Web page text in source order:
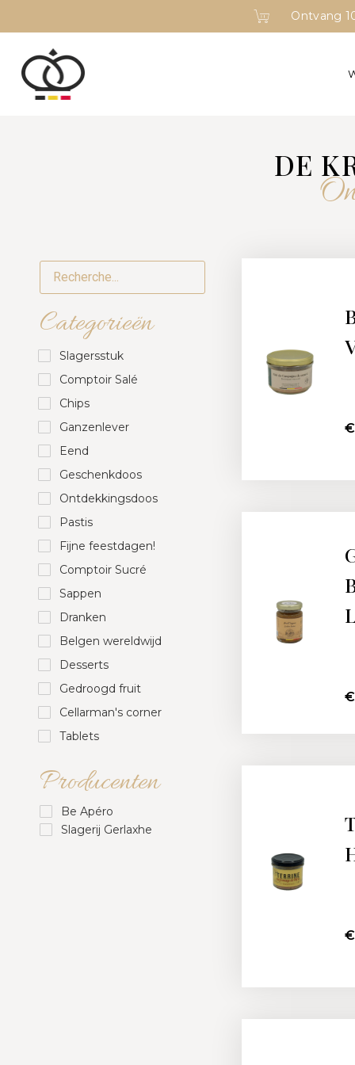
Ontvang
DE
Categorieën
Slagersstuk
Comptoir Salé
Chips
Ganzenlever
Eend
Geschenkdoos
Ontdekkingsdoos
Pastis
Fijne feestdagen!
Comptoir Sucré
Sappen
Dranken
Belgen wereldwijd
Desserts
Gedroogd fruit
Cellarman's corner
Tablets
Producenten
Be Apéro
Slagerij Gerlaxhe
€
€
€